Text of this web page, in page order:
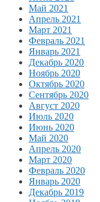
Май 2021
Апрель 2021
Март 2021
Февраль 2021
Январь 2021
Декабрь 2020
Ноябрь 2020
Октябрь 2020
Сентябрь 2020
Август 2020
Июль 2020
Июнь 2020
Май 2020
Апрель 2020
Март 2020
Февраль 2020
Январь 2020
Декабрь 2019